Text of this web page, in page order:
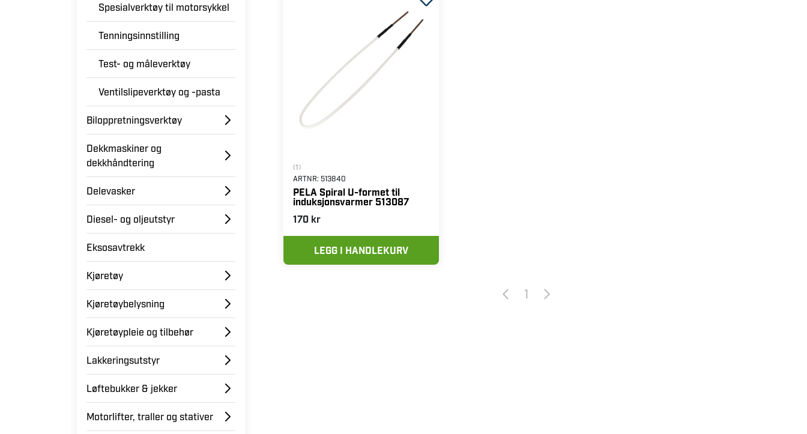
Spesialverktøy til motorsykkel
Tenningsinnstilling
Test- og måleverktøy
Ventilslipeverktøy og -pasta
Biloppretningsverktøy
Dekkmaskiner og
dekkhåndtering
Delevasker
Diesel- og oljeutstyr
Eksosavtrekk
Kjøretøy
Kjøretøybelysning
Kjøretøypleie og tilbehør
Lakkeringsutstyr
Løftebukker & jekker
Motorlifter, traller og stativer
(1)
ARTNR: 513840
PELA Spiral U-formet til
induksjonsvarmer 513087
170 kr
LEGG I HANDLEKURV
1